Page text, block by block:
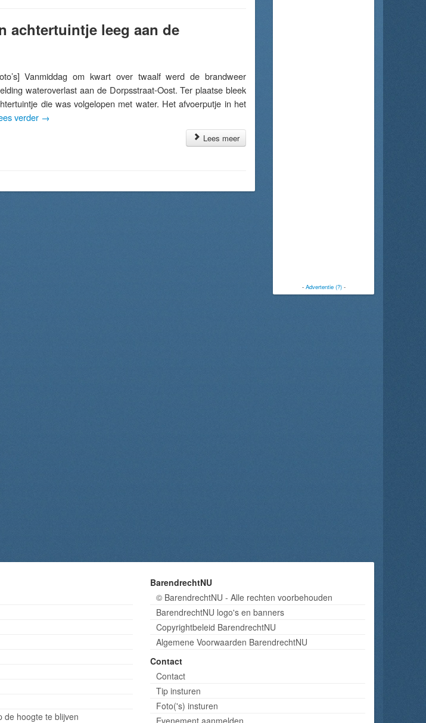
achtertuintje leeg aan de
Vanmiddag om kwart over twaalf werd de brandweer
wateroverlast aan de Dorpsstraat-Oost. Ter plaatse bleek
die was volgelopen met water. Het afvoerputje in het
verder →
Lees meer
- Advertentie (?)-
de hoogte te blijven
BarendrechtNU
© BarendrechtNU - Alle rechten voorbehouden
BarendrechtNU logo's en banners
Copyrightbeleid BarendrechtNU
Algemene Voorwaarden BarendrechtNU
Contact
Contact
Tip insturen
Foto('s) insturen